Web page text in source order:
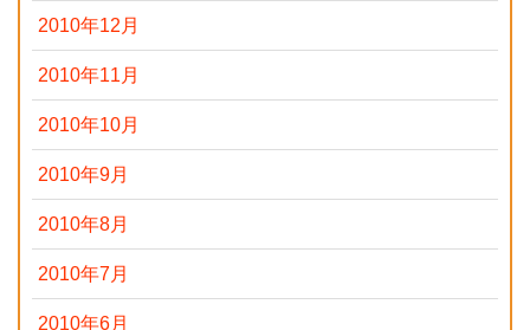
2010年12月
2010年11月
2010年10月
2010年9月
2010年8月
2010年7月
2010年6月